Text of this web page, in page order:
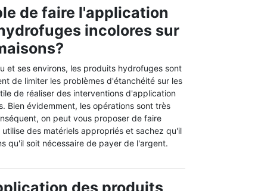
de faire l'application
incolores sur
et ses environs, les produits hydrofuges sont
de limiter les problèmes d'étanchéité sur les
de réaliser des interventions d'application
Bien évidemment, les opérations sont très
on peut vous proposer de faire
des matériels appropriés et sachez qu'il
qu'il soit nécessaire de payer de l'argent.
des produits